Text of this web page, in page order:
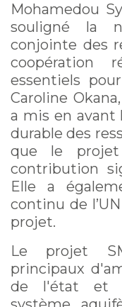
Mohamedou
souligné la
conjointe des
coopération
essentiels
Caroline
a mis en avant
durable des
que le projet
contribution
Elle a
continu de
projet.
Le projet
principaux
de l'état et